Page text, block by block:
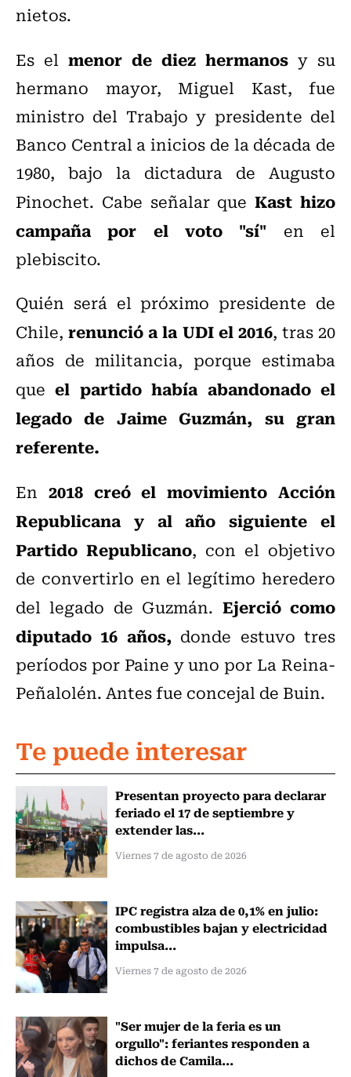
nietos.
Es el menor de diez hermanos y su
hermano mayor, Miguel Kast, fue
ministro del Trabajo y presidente del
Banco Central a inicios de la década de
1980, bajo la dictadura de Augusto
Pinochet. Cabe señalar queKasthizo
campaña por el voto "sí" en el
plebiscito.
Quién será el próximo presidente de
Chile,renunció a la UDI el 2016, tras 20
años de militancia, porque estimaba
queel partido había abandonado el
legado de Jaime Guzmán, su gran
referente.
En 2018 creó el movimiento Acción
Republicana y al año siguiente el
Partido Republicano, con el objetivo
de convertirlo en el legítimo heredero
del legado de Guzmán. Ejerció como
diputado 16 años, donde estuvo tres
períodos por Paine y uno por La Reina-
Peñalolén. Antes fue concejal de Buin.
Te puede interesar
Presentan proyecto para declarar
feriado el 17 de septiembre y
extender las...
Viernes 7 de agosto de 2026
IPC registra alza de 0,1% en julio:
combustibles bajan y electricidad
impulsa...
Viernes 7 de agosto de 2026
"Ser mujer de la feria es un
orgullo": feriantes responden a
dichos de Camila...